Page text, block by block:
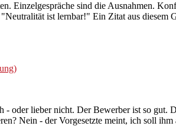
Einzelgespräche sind die Ausnahmen.
ist lernbar!" Ein Zitat aus
- oder lieber nicht. Der Bewerber ist so
Nein - der Vorgesetzte meint, ich soll